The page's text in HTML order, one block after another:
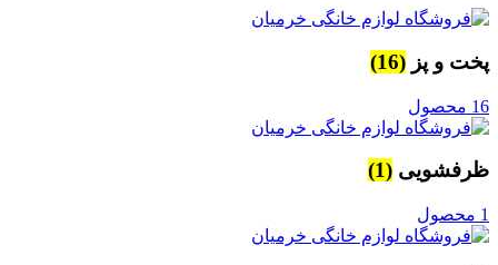
پخت و پز (16)
16 محصول
ظرفشویی (1)
1 محصول